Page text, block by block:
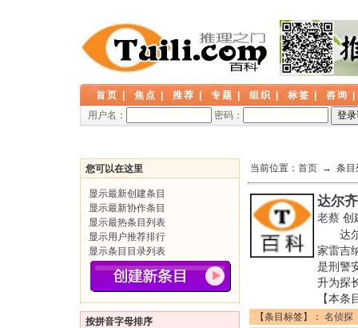
首页 焦点 推荐 专题 组织 标签 咨询
用户名：
密码：
您可以在这里
显示最新创建条目
显示最新协作条目
显示最热条目列表
显示用户推荐排行
显示条目目录列表
按拼音字母排序
当前位置： 首页 → 条目
达尔
老蔡 创
达尔
家雷吉
是刑警
升为探
【本条
【条目标签】： 名侦探